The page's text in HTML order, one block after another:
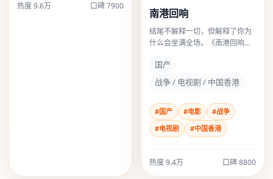
热度9.6万 口碑7900
南港回响
结尾不解释一切，但解释了你为
什么会坐满全场。《南港回响》
楚。
国产
战争 / 电视剧 / 中国香港
#国产 #电影
#战争
#电视剧
#中国香港
热度9.4万 口碑8800